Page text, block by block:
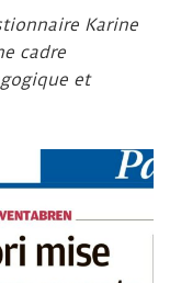
Karine
cadre
et